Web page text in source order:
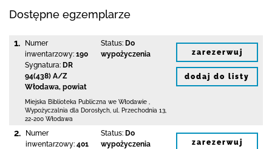
Dostępne egzemplarze
1.
Numer
inwentarzowy: 190
Sygnatura: DR
94(438) A/Z
Włodawa, powiat
Status: Do
wypożyczenia
Miejska Biblioteka Publiczna we Włodawie
Wypożyczalnia dla Dorosłych, ul. Przechodnia 13
22-200 Włodawa
zarezerwuj
dodaj do listy
2.
Numer
inwentarzowy: 401
Status: Do
wypożyczenia
zarezerwuj